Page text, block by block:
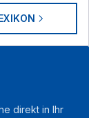
direkt in Ihr